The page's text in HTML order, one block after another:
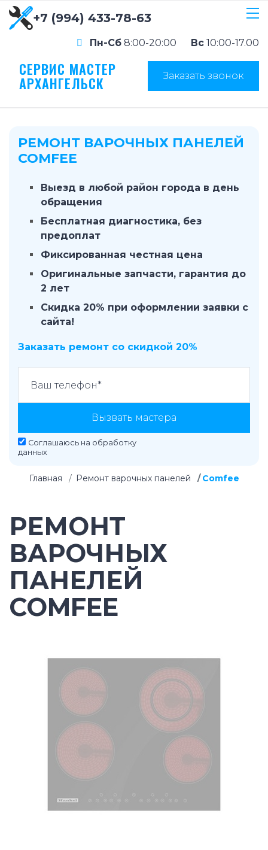
+7 (994) 433-78-63
Пн-Сб 8:00-20:00 Вс 10:00-17.00
СЕРВИС МАСТЕР
АРХАНГЕЛЬСК Заказать звонок
РЕМОНТ ВАРОЧНЫХ ПАНЕЛЕЙ
COMFEE
Выезд в любой район города в день
обращения
Бесплатная диагностика, без
предоплат
Фиксированная честная цена
Оригинальные запчасти, гарантия до
2 лет
Скидка 20% при оформлении заявки с
сайта!
Заказать ремонт со скидкой 20%
Вызвать мастера
Соглашаюсь на обработку
данных
Главная Ремонт варочных панелей Comfee
РЕМОНТ
ВАРОЧНЫХ
ПАНЕЛЕЙ
COMFEE